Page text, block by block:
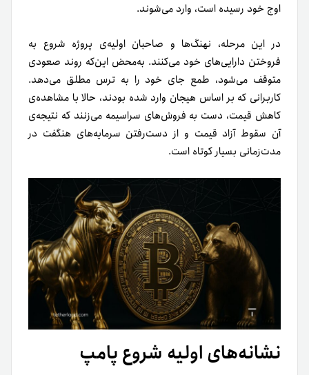
اوج خود رسیده است، وارد می‌شوند.
در این مرحله، نهنگ‌ها و صاحبان اولیه‌ی پروژه شروع به
فروختن دارایی‌های خود می‌کنند. به‌محض این‌که روند صعودی
متوقف می‌شود، طمع جای خود را به ترس مطلق می‌دهد.
کاربرانی که بر اساس هیجان وارد شده بودند، حالا با مشاهده‌ی
کاهش قیمت، دست به فروش‌های سراسیمه می‌زنند که نتیجه‌ی
آن سقوط آزاد قیمت و از دست‌رفتن سرمایه‌های هنگفت در
مدت‌زمانی بسیار کوتاه است.
نشانه‌های اولیه‌ شروع پامپ